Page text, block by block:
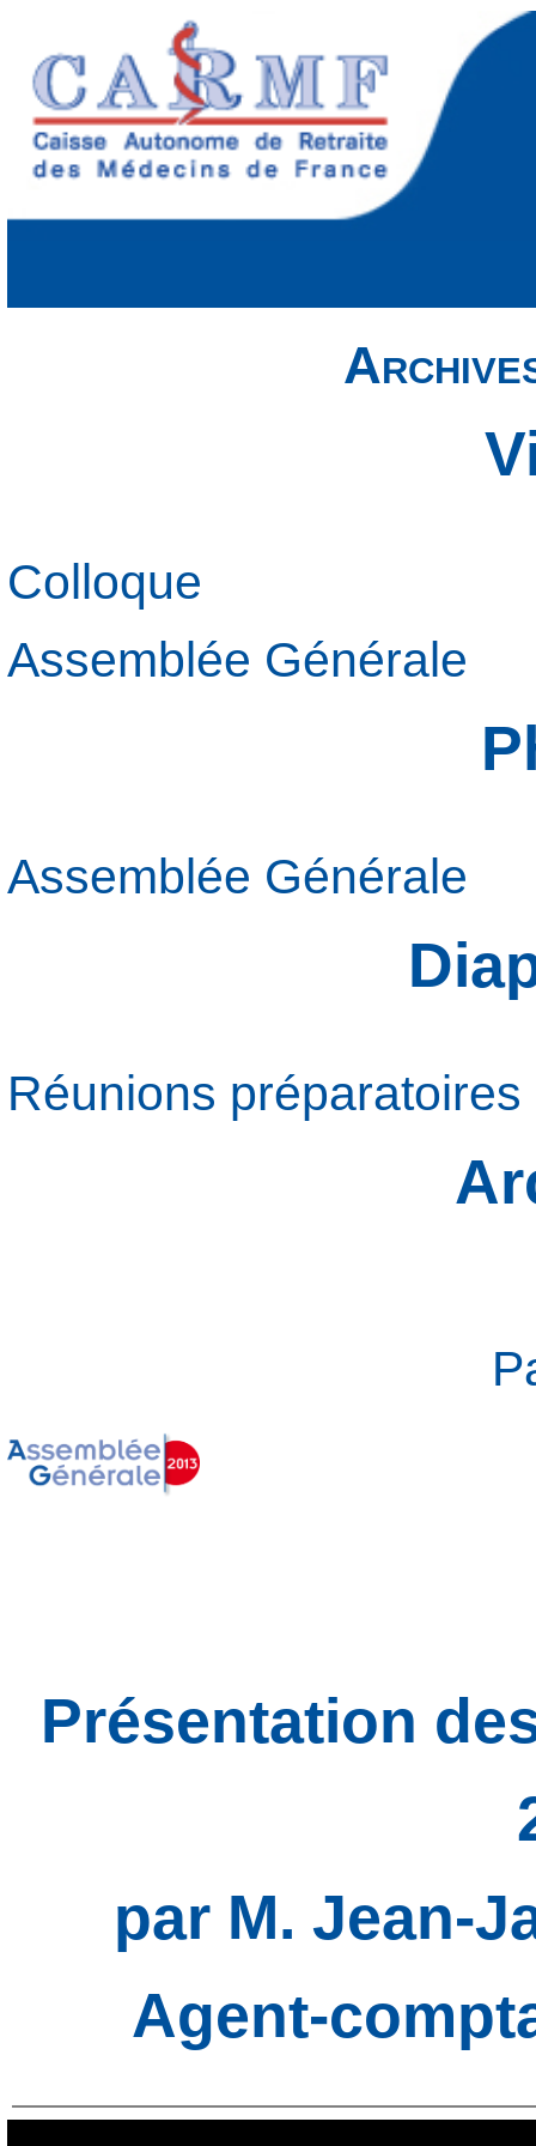
Colloque
Assemblée Générale
Assemblée Générale
Réunions préparatoires
Présentation
par M. Jean-
Agent-